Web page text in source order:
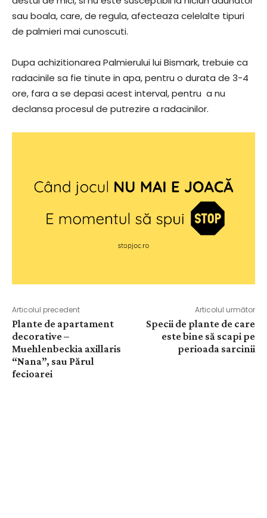
sau boala, care, de regula, afecteaza celelalte tipuri
de palmieri mai cunoscuti.
Dupa achizitionarea Palmierului lui Bismark, trebuie ca
radacinile sa fie tinute in apa, pentru o durata de 3-4
ore, fara a se depasi acest interval, pentru a nu
declansa procesul de putrezire a radacinilor.
Articolul precedent
Plante de apartament
decorative –
Muehlenbeckia axillaris
“Nana”, sau Părul
fecioarei
Articolul următor
Specii de plante de care
este bine să scapi pe
perioada sarcinii